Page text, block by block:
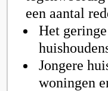
een aantal
Het
Jongere
woningen